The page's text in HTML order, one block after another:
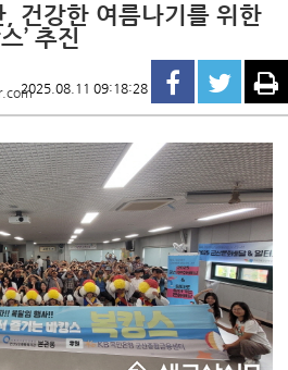
건강한 여름나기를 위한
’ 추진
2025.08.11 09:18:28